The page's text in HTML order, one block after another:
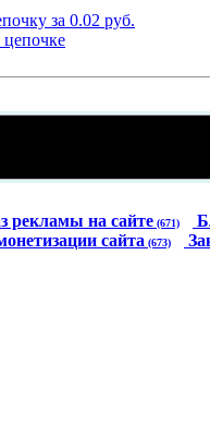
рекламы на сайте (671)
сайта (673)